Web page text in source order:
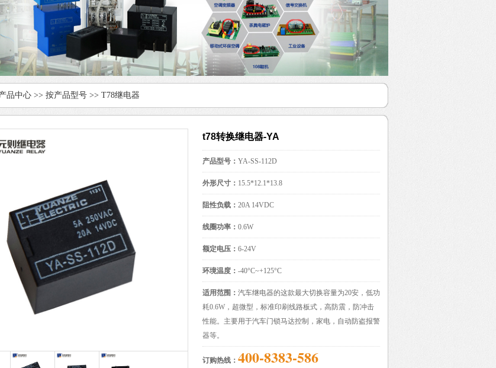
品中心 >> 按产品型号 >> T78继电器
t78转换继电器-YA
产品型号： YA-SS-112D
外形尺寸： 15.5*12.1*13.8
阻性负载： 20A 14VDC
线圈功率： 0.6W
额定电压： 6-24V
环境温度： -40°C~+125°C
适用范围： 汽车继电器的这款最大切换容量为20安，低功
耗0.6W，超微型，标准印刷线路板式，高防震，防冲击
性能。主要用于汽车门锁马达控制，家电，自动防盗报警
器等。
订购热线： 400-8383-586